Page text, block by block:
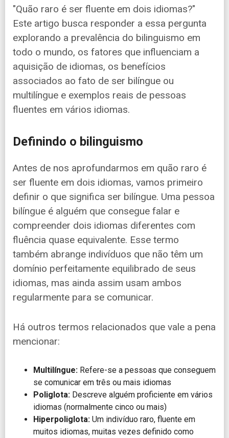
"Quão raro é ser fluente em dois idiomas?"
Este artigo busca responder a essa pergunta
explorando a prevalência do bilinguismo em
todo o mundo, os fatores que influenciam a
aquisição de idiomas, os benefícios
associados ao fato de ser bilíngue ou
multilíngue e exemplos reais de pessoas
fluentes em vários idiomas.
Definindo o bilinguismo
Antes de nos aprofundarmos em quão raro é
ser fluente em dois idiomas, vamos primeiro
definir o que significa ser bilíngue. Uma pessoa
bilíngue é alguém que consegue falar e
compreender dois idiomas diferentes com
fluência quase equivalente. Esse termo
também abrange indivíduos que não têm um
domínio perfeitamente equilibrado de seus
idiomas, mas ainda assim usam ambos
regularmente para se comunicar.
Há outros termos relacionados que vale a pena
mencionar:
Multilíngue: Refere-se a pessoas que conseguem
se comunicar em três ou mais idiomas
Poliglota: Descreve alguém proficiente em vários
idiomas (normalmente cinco ou mais)
Hiperpoliglota: Um indivíduo raro, fluente em
muitos idiomas, muitas vezes definido como